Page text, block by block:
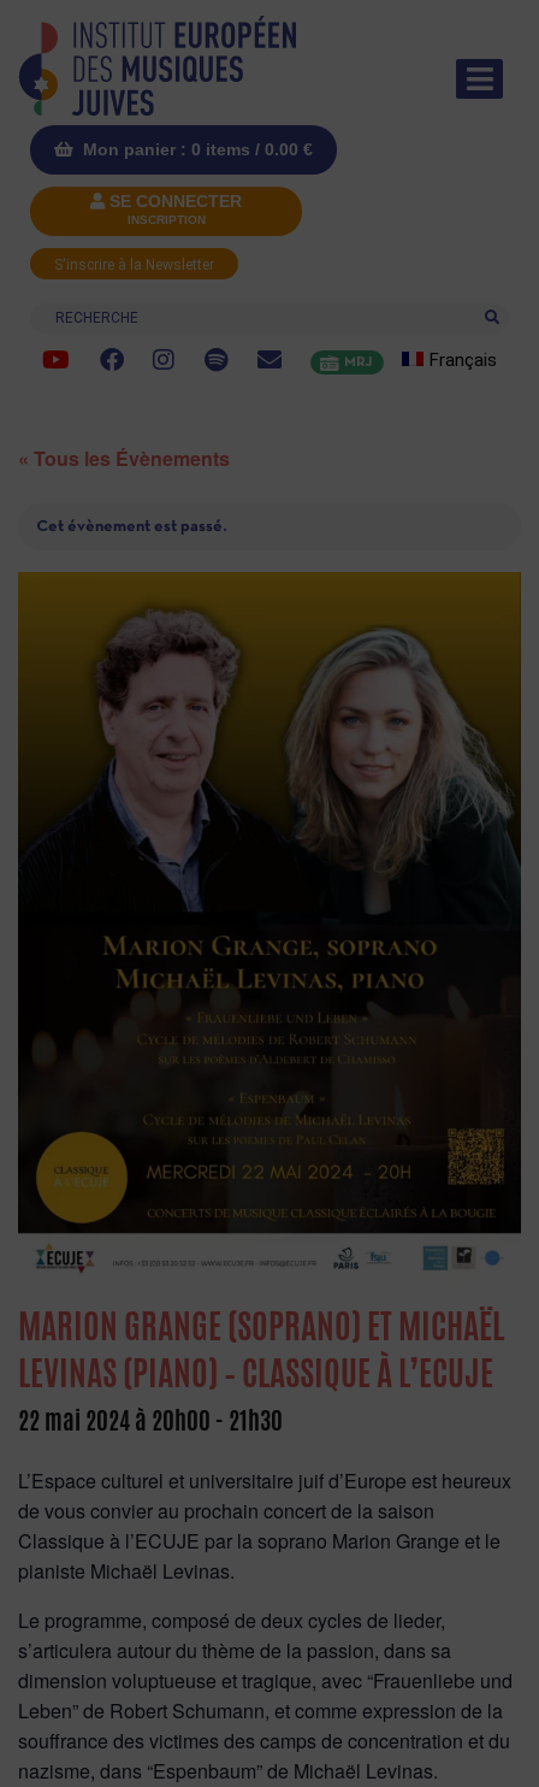
Mon panier : 0 items / 0.00 €
SE CONNECTER
INSCRIPTION
S'inscrire à la Newsletter
Recherche
MRJ Français
« Tous les Évènements
Cet évènement est passé.
MARION GRANGE (SOPRANO) ET MICHAËL
LEVINAS (PIANO) – CLASSIQUE À L’ECUJE
22 mai 2024 à 20h00 - 21h30
L’Espace culturel et universitaire juif d’Europe est heureux
de vous convier au prochain concert de la saison
Classique à l’ECUJE par la soprano Marion Grange et le
pianiste Michaël Levinas.
Le programme, composé de deux cycles de lieder,
s’articulera autour du thème de la passion, dans sa
dimension voluptueuse et tragique, avec “Frauenliebe und
Leben” de Robert Schumann, et comme expression de la
souffrance des victimes des camps de concentration et du
nazisme, dans “Espenbaum” de Michaël Levinas.